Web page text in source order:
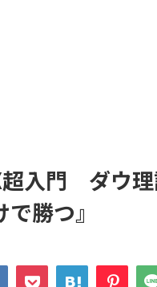
超入門 ダウ
勝つ』